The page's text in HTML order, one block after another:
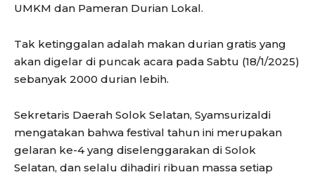
UMKM dan Pameran Durian Lokal.
Tak ketinggalan adalah makan durian gratis yang
akan digelar di puncak acara pada Sabtu (18/1/2025)
sebanyak 2000 durian lebih.
Sekretaris Daerah Solok Selatan, Syamsurizaldi
mengatakan bahwa festival tahun ini merupakan
gelaran ke-4 yang diselenggarakan di Solok
Selatan, dan selalu dihadiri ribuan massa setiap